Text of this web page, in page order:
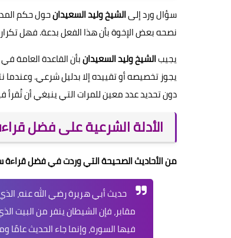
سؤال ورد إلىالشيخ وليد السعيدانحول حكم
نصحه بعض الإخوة بأن هذا الفعل بدعة. فهل
يجيبالشيخ وليد السعيدانبأن القاعدة العامة
يجوز تخصيصه أو تقييده إلا بدليل شرعي. وعندما
دون تحديد عدد معين للمرات التي ينبغي أن تُقرأ
الأدلة الشرعية على فضل
من الأحاديث الصحيحة التي وردت في فضل قراءة
حديث أبي هريرة رضي الله عنه،
مقابر، فإن الشيطان ينفر من البيت
فيها السورة، وإنما جاء الحديث عامًا